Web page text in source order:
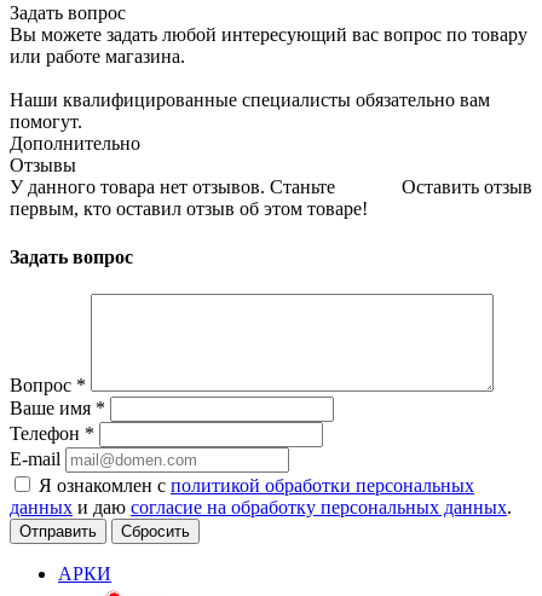
Задать вопрос
Вы можете задать любой интересующий вас вопрос по товару
или работе магазина.
Наши квалифицированные специалисты обязательно вам
помогут.
Дополнительно
Отзывы
Оставить отзыв
У данного товара нет отзывов. Станьте
первым, кто оставил отзыв об этом товаре!
Задать вопрос
Вопрос *
Ваше имя *
Телефон *
E-mail
Я ознакомлен с политикой обработки персональных
данных и даю согласие на обработку персональных данных.
Сбросить
АРКИ